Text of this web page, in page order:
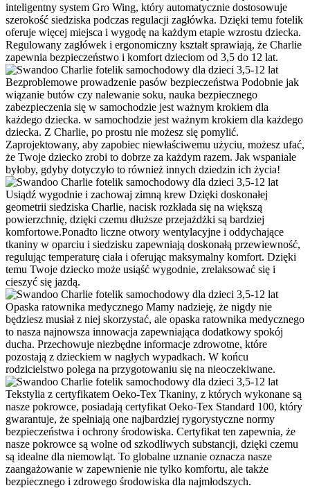
inteligentny system Gro Wing, który automatycznie dostosowuje
szerokość siedziska podczas regulacji zagłówka. Dzięki temu fotelik
oferuje więcej miejsca i wygodę na każdym etapie wzrostu dziecka.
Regulowany zagłówek i ergonomiczny kształt sprawiają, że Charlie
zapewnia bezpieczeństwo i komfort dzieciom od 3,5 do 12 lat.
Bezproblemowe prowadzenie pasów bezpieczeństwa Podobnie jak
wiązanie butów czy nalewanie soku, nauka bezpiecznego
zabezpieczenia się w samochodzie jest ważnym krokiem dla
każdego dziecka. w samochodzie jest ważnym krokiem dla każdego
dziecka. Z Charlie, po prostu nie możesz się pomylić.
Zaprojektowany, aby zapobiec niewłaściwemu użyciu, możesz ufać,
że Twoje dziecko zrobi to dobrze za każdym razem. Jak wspaniale
byłoby, gdyby dotyczyło to również innych dziedzin ich życia!
Usiądź wygodnie i zachowaj zimną krew Dzięki doskonałej
geometrii siedziska Charlie, nacisk rozkłada się na większą
powierzchnię, dzięki czemu dłuższe przejażdżki są bardziej
komfortowe.Ponadto liczne otwory wentylacyjne i oddychające
tkaniny w oparciu i siedzisku zapewniają doskonałą przewiewność,
regulując temperaturę ciała i oferując maksymalny komfort. Dzięki
temu Twoje dziecko może usiąść wygodnie, zrelaksować się i
cieszyć się jazdą.
Opaska ratownika medycznego Mamy nadzieję, że nigdy nie
będziesz musiał z niej skorzystać, ale opaska ratownika medycznego
to nasza najnowsza innowacja zapewniająca dodatkowy spokój
ducha. Przechowuje niezbędne informacje zdrowotne, które
pozostają z dzieckiem w nagłych wypadkach. W końcu
rodzicielstwo polega na przygotowaniu się na nieoczekiwane.
Tekstylia z certyfikatem Oeko-Tex Tkaniny, z których wykonane są
nasze pokrowce, posiadają certyfikat Oeko-Tex Standard 100, który
gwarantuje, że spełniają one najbardziej rygorystyczne normy
bezpieczeństwa i ochrony środowiska. Certyfikat ten zapewnia, że
nasze pokrowce są wolne od szkodliwych substancji, dzięki czemu
są idealne dla niemowląt. To globalne uznanie oznacza nasze
zaangażowanie w zapewnienie nie tylko komfortu, ale także
bezpiecznego i zdrowego środowiska dla najmłodszych.